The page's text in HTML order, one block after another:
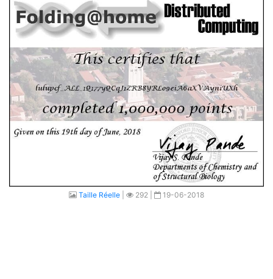
Taille Réelle 292 | 19-06-2018